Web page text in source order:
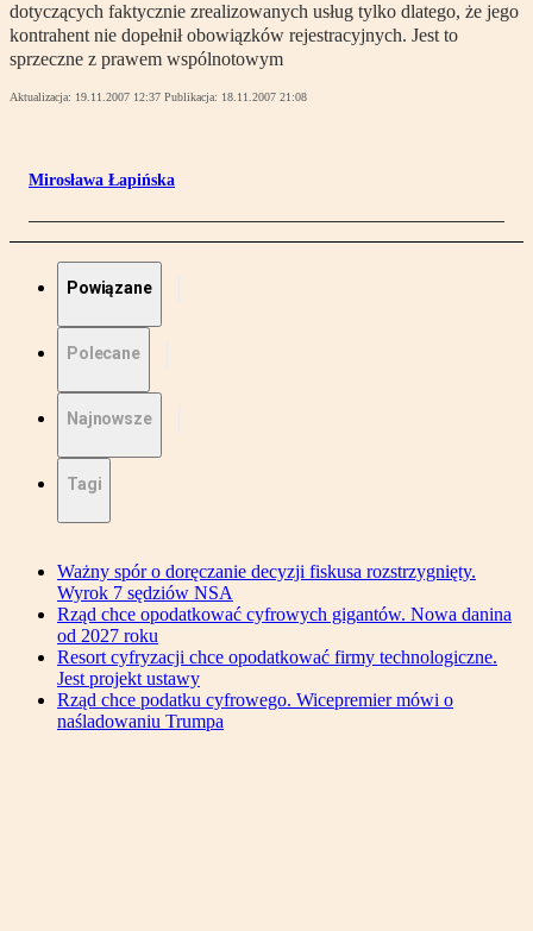
dotyczących faktycznie zrealizowanych usług tylko dlatego, że jego
kontrahent nie dopełnił obowiązków rejestracyjnych. Jest to
sprzeczne z prawem wspólnotowym
Aktualizacja: 19.11.2007 12:37 Publikacja: 18.11.2007 21:08
Mirosława Łapińska
Powiązane
Polecane
Najnowsze
Tagi
Ważny spór o doręczanie decyzji fiskusa rozstrzygnięty.
Wyrok 7 sędziów NSA
Rząd chce opodatkować cyfrowych gigantów. Nowa danina
od 2027 roku
Resort cyfryzacji chce opodatkować firmy technologiczne.
Jest projekt ustawy
Rząd chce podatku cyfrowego. Wicepremier mówi o
naśladowaniu Trumpa